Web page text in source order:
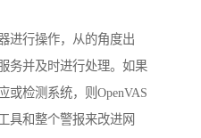
进行操作，从的角度出
务并及时进行处理。如果
或检测系统，则OpenVAS
具和整个警报来改进网